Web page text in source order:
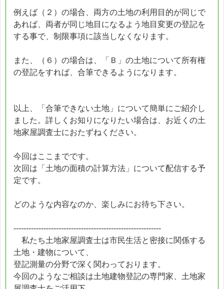
例えば（２）の場合、両方の土地の利用目的が同じで
あれば、両者が同じ地目になるよう地目変更の登記を
する事で、制限事項に該当しなくなります。
また、（６）の場合は、「Ｂ」の土地について所有権
の登記をすれば、合筆できるようになります。
以上、「合筆できない土地」について簡単にご紹介し
ました。詳しくお知りになりたい場合は、お近くの土
地家屋調査士におたずねください。
今回はここまでです。
次回は「土地の面積の計算方法」について配信する予
定です。
どのような内容なのか、楽しみにお待ち下さい。
-----------------------------------------------------------
私たち土地家屋調査士は市民生活と密接に関係する
土地・建物について、
登記測量の分野で深く関わっております。
今回のようなご相談は土地建物登記の専門家、土地家